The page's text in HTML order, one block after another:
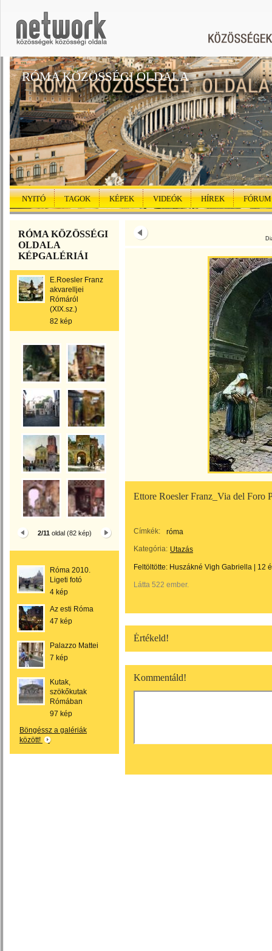
RÓMA KÖZÖSSÉGI OLDALA
NYITÓ TAGOK KÉPEK VIDEÓK HÍREK FÓRUM
RÓMA KÖZÖSSÉGI
OLDALA
KÉPGALÉRIÁI
E.Roesler Franz
akvarelljei
Rómáról
(XIX.sz.)
82 kép
2/11oldal (82 kép)
Róma 2010.
Ligeti fotó
4 kép
Az esti Róma
47 kép
Palazzo Mattei
7 kép
Kutak,
szökőkutak
Rómában
97 kép
Böngéssz a galériák
között!
Ettore Roesler Franz_Via del Foro
Címkék:
róma
Kategória: Utazás
Feltöltötte: Huszákné Vigh Gabriella 12
Látta 522 ember.
Értékeld!
Kommentáld!